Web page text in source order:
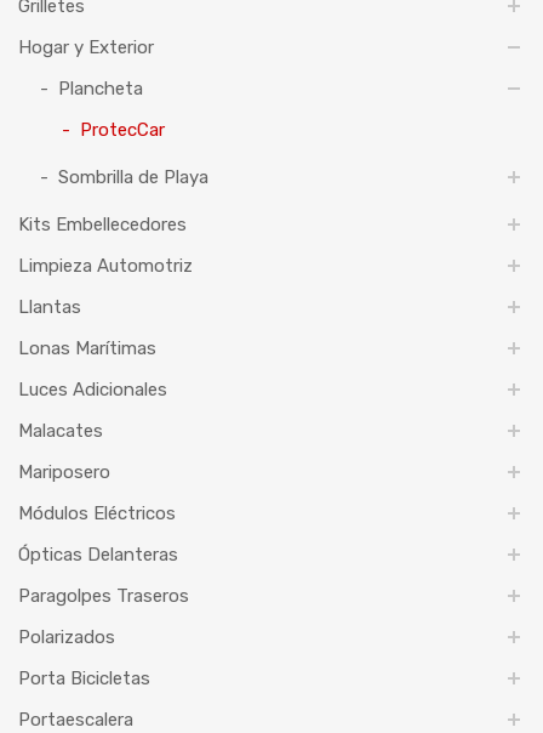
Grilletes
Hogar y Exterior
Plancheta
ProtecCar
Sombrilla de Playa
Kits Embellecedores
Limpieza Automotriz
Llantas
Lonas Marítimas
Luces Adicionales
Malacates
Mariposero
Módulos Eléctricos
Ópticas Delanteras
Paragolpes Traseros
Polarizados
Porta Bicicletas
Portaescalera